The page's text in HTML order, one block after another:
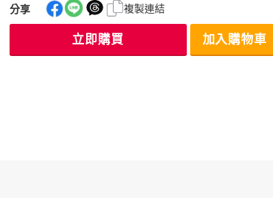
分享 複製連結
立即購買 加入購物車